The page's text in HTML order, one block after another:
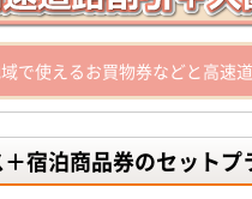
で使えるお買物券などと高速
宿泊商品券のセットプ